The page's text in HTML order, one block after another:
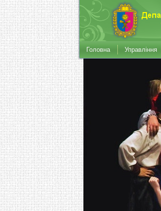
Головна Управління